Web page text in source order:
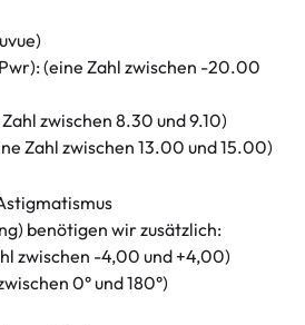
(eine Zahl zwischen -20.00
zwischen 8.30 und 9.10)
Zahl zwischen 13.00 und 15.00)
benötigen wir zusätzlich:
zwischen -4,00 und +4,00)
0° und 180°)